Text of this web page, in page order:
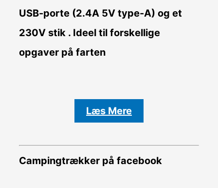
USB-porte (2.4A 5V type-A) og et
230V stik . Ideel til forskellige
opgaver på farten
Læs Mere
Campingtrækker på facebook